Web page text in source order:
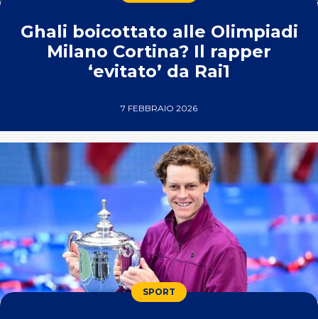
Ghali boicottato alle Olimpiadi
Milano Cortina? Il rapper
‘evitato’ da Rai1
7 FEBBRAIO 2026
SPORT